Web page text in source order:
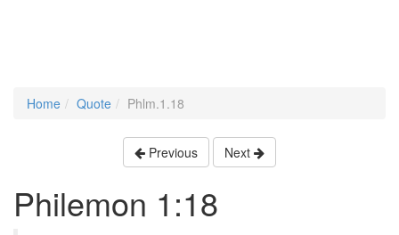
Home Quote Phlm.1.18
Previous Next
Philemon 1:18